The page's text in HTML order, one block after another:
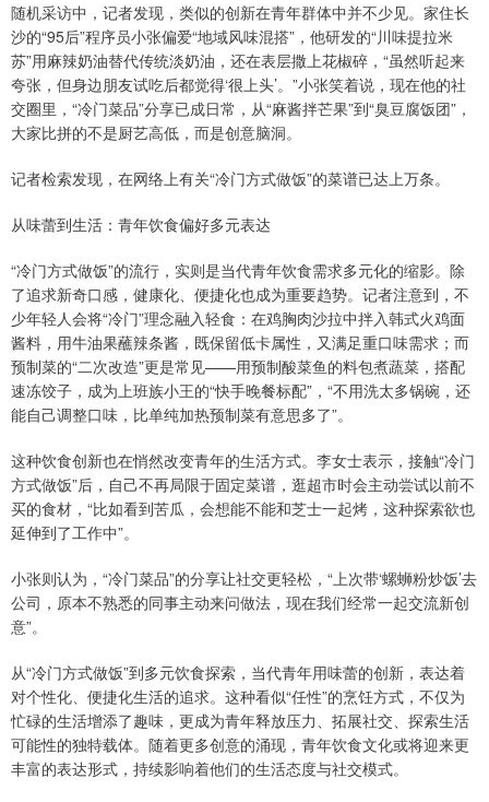
随机采访中，记者发现，类似的创新在青年群体中并不少见。家住长
沙的“95后”程序员小张偏爱“地域风味混搭”，他研发的“川味提拉米
苏”用麻辣奶油替代传统淡奶油，还在表层撒上花椒碎，“虽然听起来
夸张，但身边朋友试吃后都觉得‘很上头’。”小张笑着说，现在他的社
交圈里，“冷门菜品”分享已成日常，从“麻酱拌芒果”到“臭豆腐饭团”，
大家比拼的不是厨艺高低，而是创意脑洞。
记者检索发现，在网络上有关“冷门方式做饭”的菜谱已达上万条。
从味蕾到生活：青年饮食偏好多元表达
“冷门方式做饭”的流行，实则是当代青年饮食需求多元化的缩影。除
了追求新奇口感，健康化、便捷化也成为重要趋势。记者注意到，不
少年轻人会将“冷门”理念融入轻食：在鸡胸肉沙拉中拌入韩式火鸡面
酱料，用牛油果蘸辣条酱，既保留低卡属性，又满足重口味需求；而
预制菜的“二次改造”更是常见——用预制酸菜鱼的料包煮蔬菜，搭配
速冻饺子，成为上班族小王的“快手晚餐标配”，“不用洗太多锅碗，还
能自己调整口味，比单纯加热预制菜有意思多了”。
这种饮食创新也在悄然改变青年的生活方式。李女士表示，接触“冷门
方式做饭”后，自己不再局限于固定菜谱，逛超市时会主动尝试以前不
买的食材，“比如看到苦瓜，会想能不能和芝士一起烤，这种探索欲也
延伸到了工作中”。
小张则认为，“冷门菜品”的分享让社交更轻松，“上次带‘螺蛳粉炒饭’去
公司，原本不熟悉的同事主动来问做法，现在我们经常一起交流新创
意”。
从“冷门方式做饭”到多元饮食探索，当代青年用味蕾的创新，表达着
对个性化、便捷化生活的追求。这种看似“任性”的烹饪方式，不仅为
忙碌的生活增添了趣味，更成为青年释放压力、拓展社交、探索生活
可能性的独特载体。随着更多创意的涌现，青年饮食文化或将迎来更
丰富的表达形式，持续影响着他们的生活态度与社交模式。